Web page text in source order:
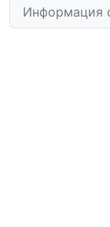
Информация